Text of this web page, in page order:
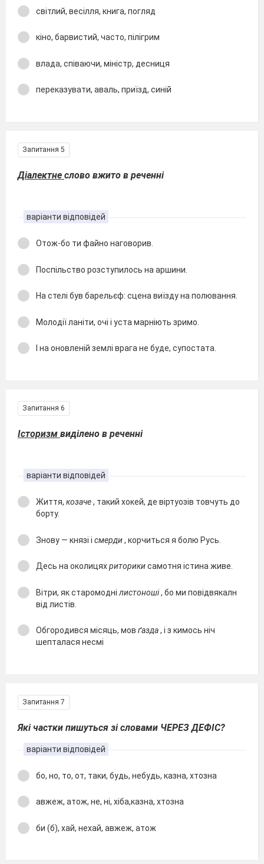
світлий, весілля, книга, погляд
кіно, барвистий, часто, пілігрим
влада, співаючи, міністр, десниця
переказувати, аваль, приїзд, синій
Запитання 5
Діалектне слово вжито в реченні
варіанти відповідей
Отож-бо ти файно наговорив.
Поспільство розступилось на аршини.
На стелі був барельєф: сцена виїзду на полювання.
Молодії ланіти, очі і уста марніють зримо.
І на оновленій землі врага не буде, супостата.
Запитання 6
Історизм виділено в реченні
варіанти відповідей
Життя, козаче, такий хокей, де віртуозів товчуть до
борту.
Знову — князі і смерди, корчиться я болю Русь.
Десь на околицяхриторикисамотня істина живе.
Вітри, як старомодні листоноші, бо ми повідвякалн
від листів.
Обгородився місяць, мов ґазда, і з кимось ніч
шепталася несмі
Запитання 7
Які частки пишуться зі словами ЧЕРЕЗ ДЕФІС?
варіанти відповідей
бо, но, то, от, таки, будь, небудь, казна, хтозна
авжеж, атож, не, ні, хіба,казна, хтозна
би (б), хай, нехай, авжеж, атож